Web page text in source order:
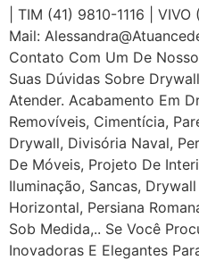
| TIM (41) 9810-1116 |
Mail:
Contato Com Um De
Suas Dúvidas Sobre
Atender. Acabamento Em
Removíveis, Cimentícia,
Drywall, Divisória Naval,
De Móveis, Projeto De
Iluminação, Sancas,
Horizontal, Persiana
Sob Medida,.. Se Você
Inovadoras E Elegantes